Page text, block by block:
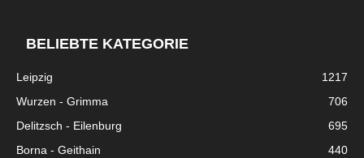
BELIEBTE KATEGORIE
Leipzig
1217
Wurzen - Grimma
706
Delitzsch - Eilenburg
695
Borna - Geithain
440